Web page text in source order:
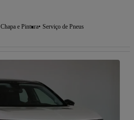
Chapa e Pintura Serviço de Pneus